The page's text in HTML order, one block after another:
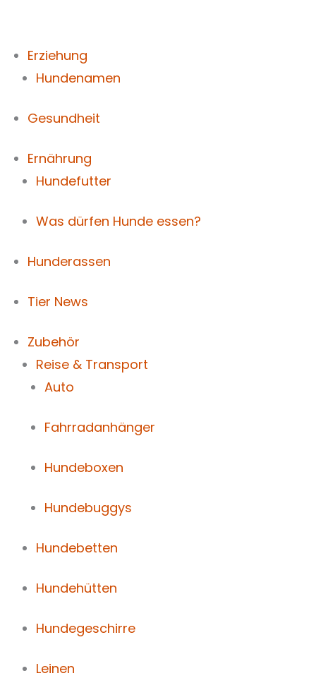
Erziehung
Hundenamen
Gesundheit
Ernährung
Hundefutter
Was dürfen Hunde essen?
Hunderassen
Tier News
Zubehör
Reise & Transport
Auto
Fahrradanhänger
Hundeboxen
Hundebuggys
Hundebetten
Hundehütten
Hundegeschirre
Leinen